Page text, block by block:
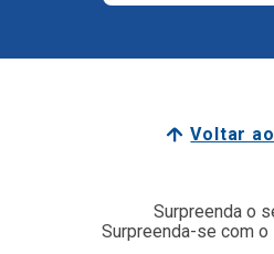
Voltar
Surpreenda o
Surpreenda-se com o